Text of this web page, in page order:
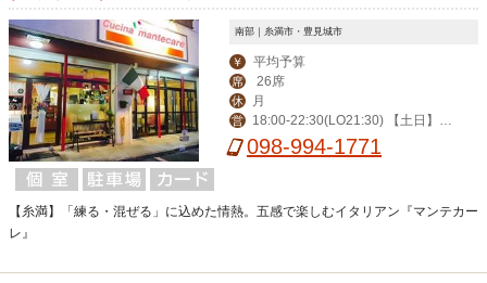
南部｜糸満市・豊見城市
￥ 平均予算
席 26席
休 月
営
18:00-22:30(LO21:30) 【土日】 1
2:00-15:00(LO14:00) 18:00-22:30(LO
098-994-1771
【糸満】「練る・混ぜる」に込めた情熱。五感で楽しむイタリアン『マンテカー
レ』